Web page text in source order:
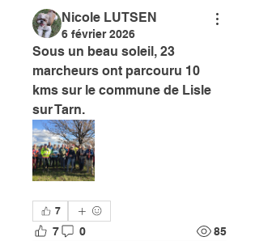
Nicole LUTSEN
6 février 2026
Sous un beau soleil, 23
marcheurs ont parcouru 10
kms sur le commune de Lisle
sur Tarn.
7
7 0 85